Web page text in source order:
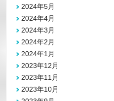
2024年5月
2024年4月
2024年3月
2024年2月
2024年1月
2023年12月
2023年11月
2023年10月